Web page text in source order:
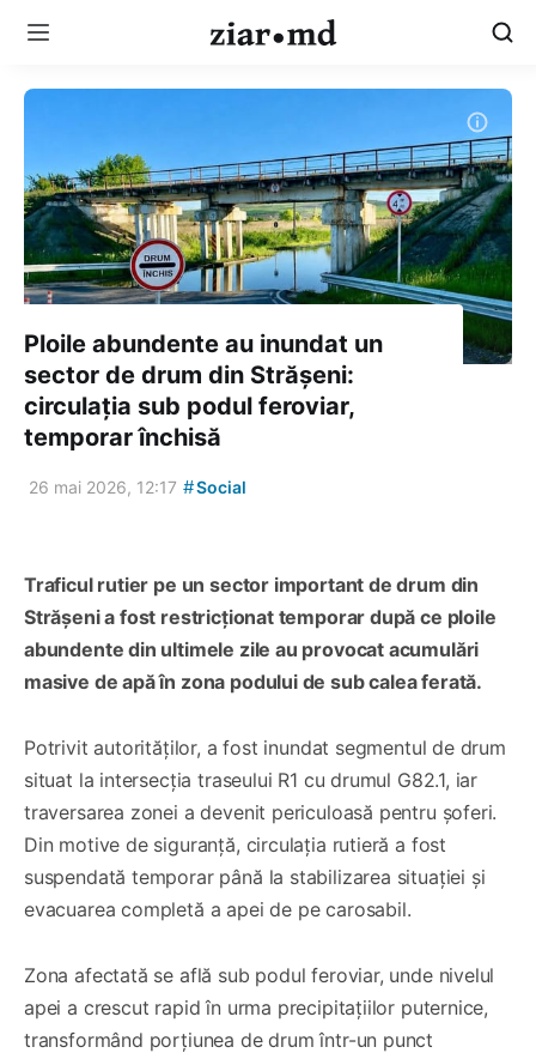
Ploile abundente au inundat un
sector de drum din Strășeni:
circulația sub podul feroviar,
temporar închisă
26 mai 2026, 12:17 #Social
Traficul rutier pe un sector important de drum din
Strășeni a fost restricționat temporar după ce ploile
abundente din ultimele zile au provocat acumulări
masive de apă în zona podului de sub calea ferată.
Potrivit autorităților, a fost inundat segmentul de drum
situat la intersecția traseului R1 cu drumul G82.1, iar
traversarea zonei a devenit periculoasă pentru șoferi.
Din motive de siguranță, circulația rutieră a fost
suspendată temporar până la stabilizarea situației și
evacuarea completă a apei de pe carosabil.
Zona afectată se află sub podul feroviar, unde nivelul
apei a crescut rapid în urma precipitațiilor puternice,
transformând porțiunea de drum într-un punct